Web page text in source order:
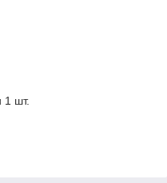
1 шт.